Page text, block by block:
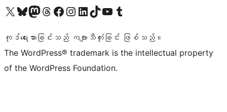
ကျွန်ုပ်တို့၏ X (ယခင် Twitter) အကောင့်သို့ သွားရောက်ကြည့်ရှုပါကျွန်ုပ်တို့၏ Bluesky အကောင့်သို့ ဝင်ရောက်ကြည့်ရှုရန်
ကျွန်ုပ်တို့၏ Mastodon အကောင့်သို့ သွားရောက်ကြည့်ရှုပါကျွန်ုပ်တို့၏ Threads အကောင့်သို့ ဝင်ရောက်ကြည့်ရှုရန်
ကျွန်ုပ်တို့၏ Facebook စာမျက်နှာသို့ သွားရောက်ကြည့်ရှုပါကျွန်ုပ်တို့၏ Instagram အကောင့်သို့ သွားရောက်ကြည့်ရှုပါ ကျွန်ုပ်တို့၏ LinkedIn အကောင့်သို့ သွားရောက်ကြည့်ရှုပါကျွန်ုပ်တို့၏ TikTok အကောင့်သို့ ဝင်ရောက်ကြည့်ရှုရန်
ကျွန်ုပ်တို့၏ YouTube ချန်နယ်သို့ သွားရောက်ကြည့်ရှုပါ ကျွန်ုပ်တို့၏ Tumblr အကောင့်သို့ ဝင်ရောက်ကြည့်ရှုရန်
ကုဒ်ရေးသားခြင်းသည် ကဗျာသီကုံးခြင်း ဖြစ်သည်။
The WordPress® trademark is the intellectual property
of the WordPress Foundation.